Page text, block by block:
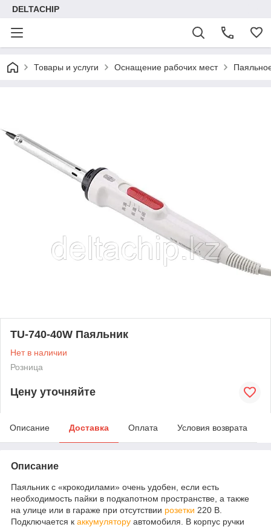
DELTACHIP
Товары и услуги Оснащение рабочих мест
TU-740-40W Паяльник
Нет в наличии
Розница
Цену уточняйте
Описание Доставка Оплата Условия возврата
Описание
Паяльник с «крокодилами» очень удобен, если есть
необходимость пайки в подкапотном пространстве, а также
на улице или в гараже при отсутствии розетки 220 В.
Подключается к аккумулятору автомобиля. В корпус ручки